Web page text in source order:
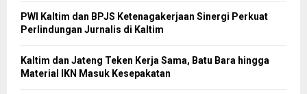
PWI Kaltim dan BPJS Ketenagakerjaan Sinergi Perkuat
Perlindungan Jurnalis di Kaltim
Kaltim dan Jateng Teken Kerja Sama, Batu Bara hingga
Material IKN Masuk Kesepakatan